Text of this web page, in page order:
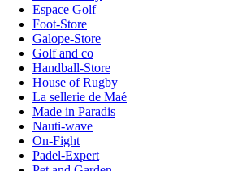
Espace Golf
Foot-Store
Galope-Store
Golf and co
Handball-Store
House of Rugby
La sellerie de Maé
Made in Paradis
Nauti-wave
On-Fight
Padel-Expert